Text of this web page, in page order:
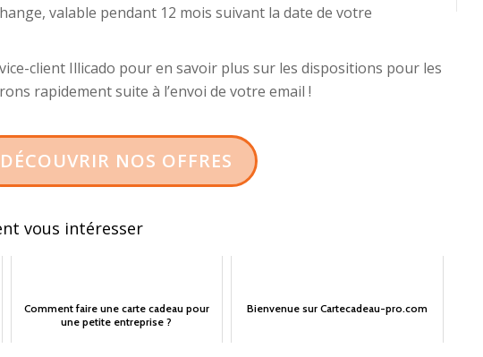
valable pendant 12 mois suivant la date de votre
client Illicado pour en savoir plus sur les dispositions pour les
rapidement suite à l’envoi de votre email !
DÉCOUVRIR NOS OFFRES
vous intéresser
Comment faire une carte cadeau pour
une petite entreprise ?
Bienvenue sur Cartecadeau-pro.com